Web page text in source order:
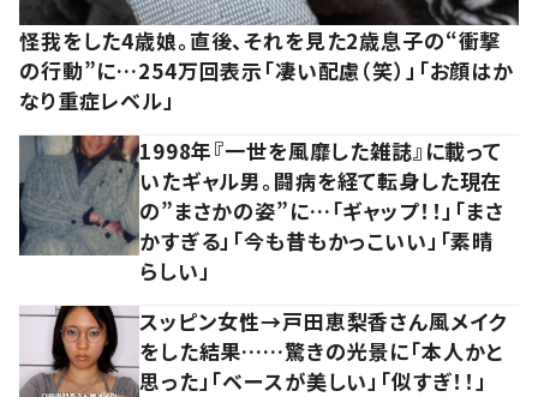
怪我をした4歳娘。直後、それを見た2歳息子の“衝撃
の行動”に…254万回表示「凄い配慮（笑）」「お顔はか
なり重症レベル」
1998年『一世を風靡した雑誌』に載って
いたギャル男。闘病を経て転身した現在
の”まさかの姿”に…「ギャップ！！」「まさ
かすぎる」「今も昔もかっこいい」「素晴
らしい」
スッピン女性→戸田恵梨香さん風メイク
をした結果……驚きの光景に「本人かと
思った」「ベースが美しい」「似すぎ！！」